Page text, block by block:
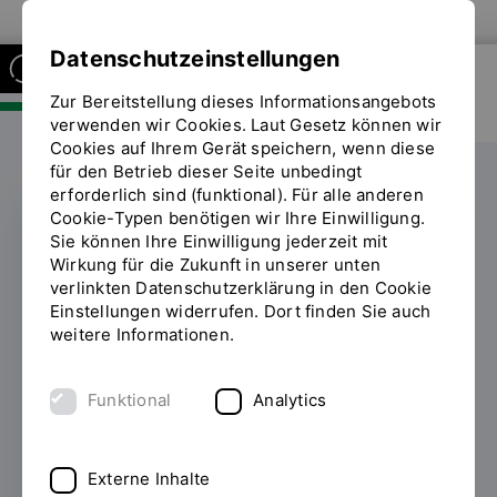
FAKULTÄT SOZIAL- UND
GESUNDHEITSWISSENSCHAFTEN
VEREIN DER FREUNDE DER OTH
REGENSBURG
Preise für
studentisches
Engagement verliehen
15.07.2025 Mit viel Herzblut im Einsatz auf
Datenschutzeinstellungen
Zur Bereitstellung dieses Informationsangebots
verwenden wir Cookies. Laut Gesetz können wir
Cookies auf Ihrem Gerät speichern, wenn diese
für den Betrieb dieser Seite unbedingt
erforderlich sind (funktional). Für alle anderen
Cookie-Typen benötigen wir Ihre Einwilligung.
Sie können Ihre Einwilligung jederzeit mit
Wirkung für die Zukunft in unserer unten
verlinkten Datenschutzerklärung in den Cookie
Einstellungen widerrufen. Dort finden Sie auch
weitere Informationen.
Funktional Analytics
Externe Inhalte